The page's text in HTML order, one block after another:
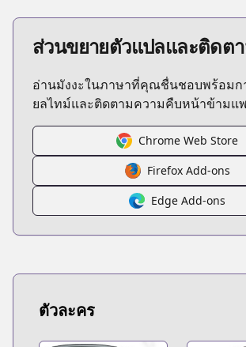
ส่วนขยายตัวแปลและติดต
อ่านมังงะในภาษาที่คุณชื่นชอบพร้อมก
ยลไทม์และติดตามความคืบหน้าข้ามแ
Chrome Web Store
Firefox Add-ons
Edge Add-ons
ตัวละคร